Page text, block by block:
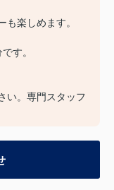
楽しめます。
す。
い。専門スタッフ